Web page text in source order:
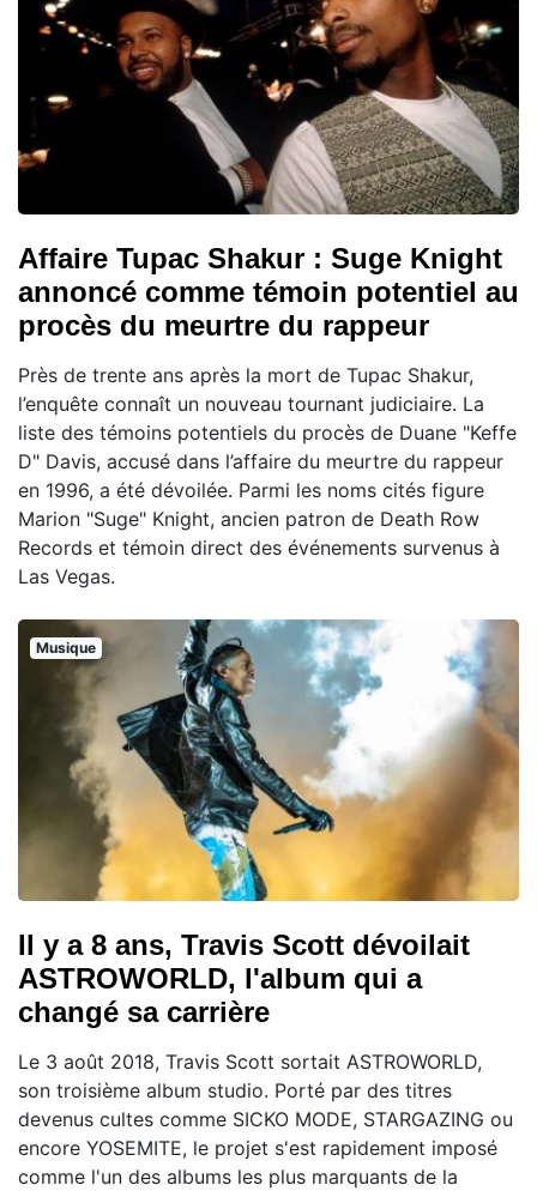
Affaire Tupac Shakur : Suge Knight
annoncé comme témoin potentiel au
procès du meurtre du rappeur
Près de trente ans après la mort de Tupac Shakur,
l’enquête connaît un nouveau tournant judiciaire. La
liste des témoins potentiels du procès de Duane "Keffe
D" Davis, accusé dans l’affaire du meurtre du rappeur
en 1996, a été dévoilée. Parmi les noms cités figure
Marion "Suge" Knight, ancien patron de Death Row
Records et témoin direct des événements survenus à
Las Vegas.
Musique
Il y a 8 ans, Travis Scott dévoilait
ASTROWORLD, l'album qui a
changé sa carrière
Le 3 août 2018, Travis Scott sortait ASTROWORLD,
son troisième album studio. Porté par des titres
devenus cultes comme SICKO MODE, STARGAZING ou
encore YOSEMITE, le projet s'est rapidement imposé
comme l'un des albums les plus marquants de la